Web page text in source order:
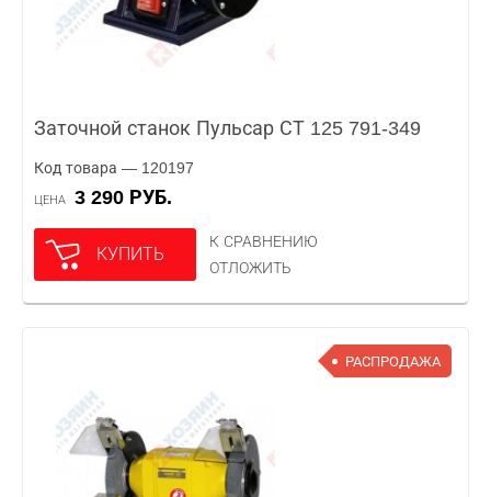
Заточной станок Пульсар СТ 125 791-349
Код товара — 120197
ЦЕНА 3 290 РУБ.
КУПИТЬ
К СРАВНЕНИЮ
ОТЛОЖИТЬ
РАСПРОДАЖА